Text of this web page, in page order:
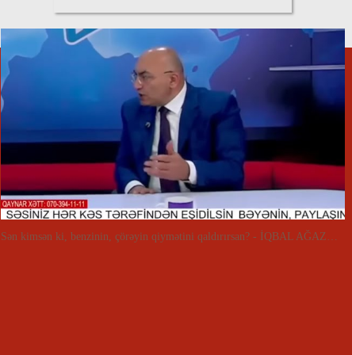
Sən kimsən ki, benzinin, çörəyin qiymətini qaldırırsan? - İQBAL AĞAZADƏ